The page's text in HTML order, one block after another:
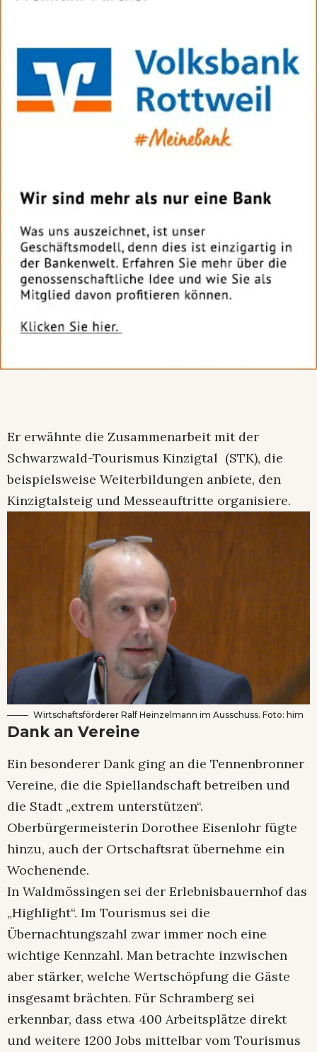
Er erwähnte die Zusammenarbeit mit der
Schwarzwald-Tourismus Kinzigtal (STK), die
beispielsweise Weiterbildungen anbiete, den
Kinzigtalsteig und Messeauftritte organisiere.
Wirtschaftsförderer Ralf Heinzelmann im Ausschuss. Foto: him
Dank an Vereine
Ein besonderer Dank ging an die Tennenbronner
Vereine, die die Spiellandschaft betreiben und
die Stadt „extrem unterstützen“.
Oberbürgermeisterin Dorothee Eisenlohr fügte
hinzu, auch der Ortschaftsrat übernehme ein
Wochenende.
In Waldmössingen sei der Erlebnisbauernhof das
„Highlight“. Im Tourismus sei die
Übernachtungszahl zwar immer noch eine
wichtige Kennzahl. Man betrachte inzwischen
aber stärker, welche Wertschöpfung die Gäste
insgesamt brächten. Für Schramberg sei
erkennbar, dass etwa 400 Arbeitsplätze direkt
und weitere 1200 Jobs mittelbar vom Tourismus